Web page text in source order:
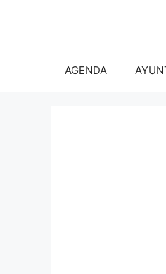
AGENDA